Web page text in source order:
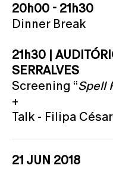
20h00 - 21h30
Dinner Break
21h30 |
SERRALVES
Screening “Spell
+
Talk - Filipa
21 JUN 2018